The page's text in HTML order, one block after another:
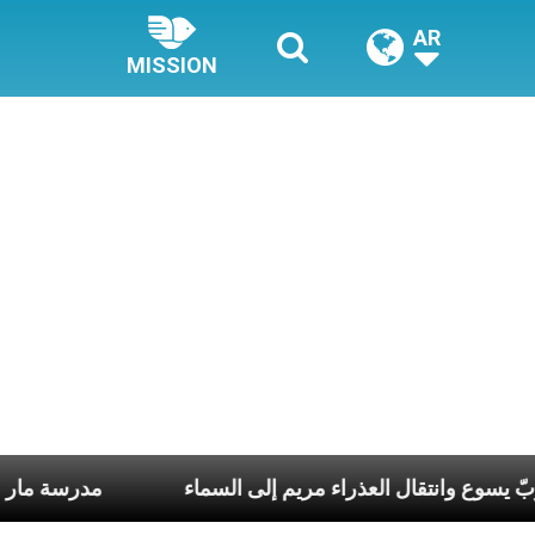
MISSION
AR
تجلّي الربّ يسوع وانتقال العذراء مريم إلى السماء